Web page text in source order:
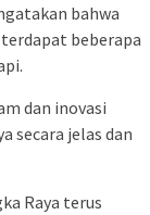
bahwa
beberapa
dan inovasi
secara jelas dan
Raya terus